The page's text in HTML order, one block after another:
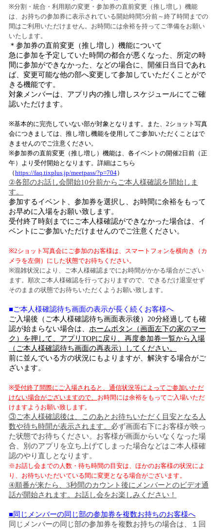
※分割・統合・利用順の変更・参加券の直前変更（推し増し）機能
は、お持ちの参加券に表示されている開始時間5分前～終了時間までの
間はご利用いただけません。お時間には余裕を持ってご準備をお願い
いたします。
＊参加券の直前変更（推し増し）機能について
急に参加を予定していた時間の都合が悪くなった、所定の時
間に参加ができなかった、などの場合に、開催日当日であれ
ば、変更可能な他の部へ変更して参加していただくことがで
きる機能です。
対象メンバーは、アプリ内の推し増しスケジュールにてご確
認いただけます。
※基本的に完売していない部が対象となります。また、 2ショット写真
会につきましては、推し増し機能を使用してご参加いただくことはで
きませんのでご注意ください。
※参加券の直前変更（推し増し）機能は、各イベントの開催2 日前（正
午）より受付開始となります。詳細はこちら
（https://faq.tixplus.jp/meetpass/?p=704）
②各部のお話し会開始10分前からご本人様確認を開始しま
す。
参加するイベント、参加券を選択し、お時間に余裕をもって
お早めに入場をお願い致します。
受付終了時刻までにご本人様確認ができなかった場合は、イ
ベントにご参加いただけませんのでご注意ください。
※2ショット写真会にご参加のお客様は、スマートフォンを横向き（カ
メラを左側）にした状態でお待ちください。
※混雑状況により、ご本人様確認までにお時間がかかる場合がござい
ます。順次ご本人様確認を行っておりますので、できるだけ退室せず
そのままの状態でお待ちいただくようお願い致します。
■ご本人様確認待ち画面の表示が長く続くお客様へ
ご入場後（ご本人様確認待ち画面表示後） 20分経過しても確
認が始まらない場合は、 ホームボタン（画面左下の家のマー
ク）を押して、アプリ TOPに戻り、再度参加券一覧から入場
（ご本人様確認待ち画面の再表示）してください。
前に並んでいる方の状況にもよりますが、解決する場合がご
ざいます。
※受付終了間際にご入場されると、通信状況等によってご参加いただ
けない場合がございますので、 お時間には余裕をもってご入場いただ
けますようお願い致します。
③ご本人様確認後は、このあとお待ちいただく目安となる人
数や待ち時間が表示されます。 必ず画面右下にお客様が映っ
た状態でお待ちください。お客様が画面からいなくなった場
合、別のアプリを立ち上げてしまった場合などはご本人様確
認のやり直しとなります。
※お話し会までの人数・待ち時間の目安は、ほかのお客様の状況によ
り、お待ちいただいている間に変更となる場合がございます。
④順番が来たら、 3秒間のカウント後にメンバーとのビデオ通
話が開始されます。お話し会をお楽しみください！
■同じメンバーの同じ部の参加券を複数お持ちのお客様へ
同じメンバーの同じ部の参加券を複数お持ちの場合は、１回